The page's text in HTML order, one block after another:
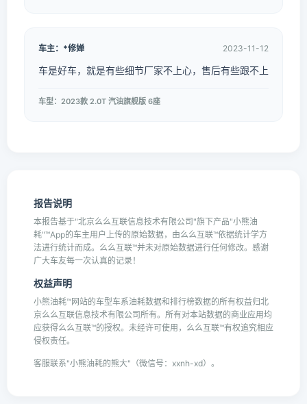
车主：*修婵 2023-11-12
车是好车，就是有些细节厂家不上心，售后有些跟不上
车型：2023款 2.0T 汽油旗舰版 6座
报告说明
本报告基于"北京么么互联信息技术有限公司"旗下产品"小熊油
耗"™App的车主用户上传的原始数据，由么么互联™依据统计学方
法进行统计而成。么么互联™并未对原始数据进行任何修改。感谢
广大车友每一次认真的记录！
权益声明
小熊油耗™网站的车型车系油耗数据和排行榜数据的所有权益归北
京么么互联信息技术有限公司所有。所有对本站数据的商业应用均
应获得么么互联™的授权。未经许可使用，么么互联™有权追究相应
侵权责任。
客服联系"小熊油耗的熊大"（微信号：xxnh-xd）。